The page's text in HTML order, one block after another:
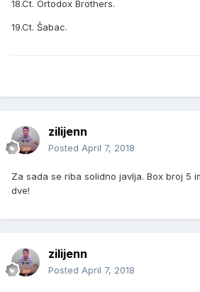
18.Ct. Ortodox Brothers.
19.Ct. Šabac.
zilijenn
Posted April 7, 2018
Za sada se riba solidno javlja. Box broj 5
dve!
zilijenn
Posted April 7, 2018